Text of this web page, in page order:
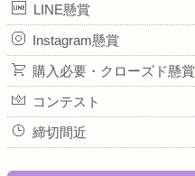
LINE懸賞
Instagram懸賞
購入必要・クローズド懸賞
コンテスト
締切間近